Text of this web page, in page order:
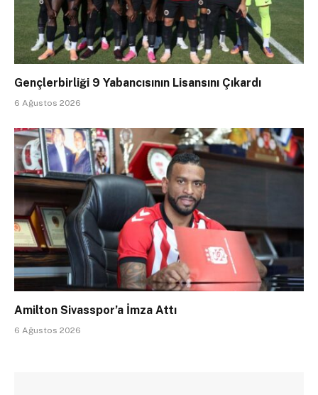
Gençlerbirliği 9 Yabancısının Lisansını Çıkardı
6 Ağustos 2026
Amilton Sivasspor’a İmza Attı
6 Ağustos 2026